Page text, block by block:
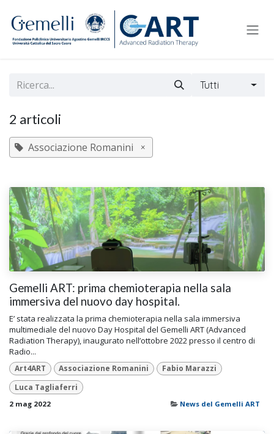
Tutti
2 articoli
Associazione Romanini ×
Gemelli ART: prima chemioterapia nella sala
immersiva del nuovo day hospital.
E’ stata realizzata la prima chemioterapia nella sala immersiva
multimediale del nuovo Day Hospital del Gemelli ART (Advanced
Radiation Therapy), inaugurato nell’ottobre 2022 presso il centro di
Radio...
Art4ART Associazione Romanini
Fabio Marazzi
Luca Tagliaferri
2 mag 2022 News del Gemelli ART